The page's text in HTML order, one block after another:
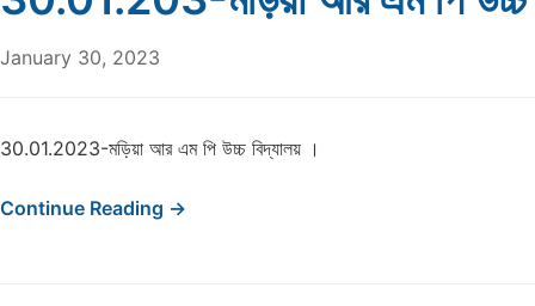
January 30, 2023
30.01.2023-মড়িয়া আর এম পি উচ্চ বিদ্যালয় ।
Continue Reading →